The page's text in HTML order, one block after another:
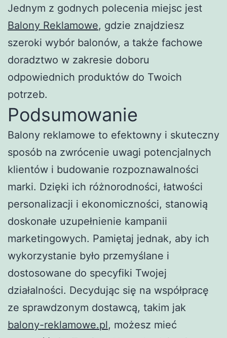
Jednym z godnych polecenia miejsc jest
Balony Reklamowe, gdzie znajdziesz
szeroki wybór balonów, a także fachowe
doradztwo w zakresie doboru
odpowiednich produktów do Twoich
potrzeb.
Podsumowanie
Balony reklamowe to efektowny i skuteczny
sposób na zwrócenie uwagi potencjalnych
klientów i budowanie rozpoznawalności
marki. Dzięki ich różnorodności, łatwości
personalizacji i ekonomiczności, stanowią
doskonałe uzupełnienie kampanii
marketingowych. Pamiętaj jednak, aby ich
wykorzystanie było przemyślane i
dostosowane do specyfiki Twojej
działalności. Decydując się na współpracę
ze sprawdzonym dostawcą, takim jak
balony-reklamowe.pl, możesz mieć